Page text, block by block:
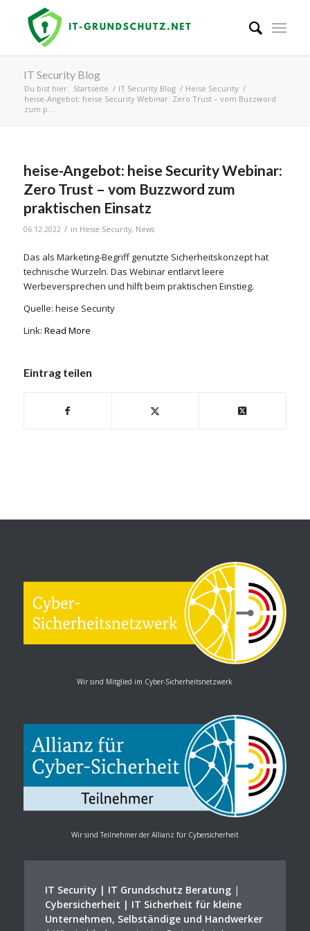
IT Security Blog
Du bist hier: Startseite / IT Security Blog / Heise Security /
heise-Angebot: heise Security Webinar: Zero Trust – vom Buzzword
zum p...
heise-Angebot: heise Security Webinar:
Zero Trust – vom Buzzword zum
praktischen Einsatz
06.12.2022 / in Heise Security, News
Das als Marketing-Begriff genutzte Sicherheitskonzept hat
technische Wurzeln. Das Webinar entlarvt leere
Werbeversprechen und hilft beim praktischen Einstieg.
Quelle: heise Security
Link: Read More
Eintrag teilen
Wir sind Mitglied im Cyber-Sicherheitsnetzwerk
Wir sind Teilnehmer der Allianz für Cybersicherheit
IT Security | IT Grundschutz Beratung|
Cybersicherheit | IT Sicherheit für kleine
Unternehmen, Selbständige und Handwerker